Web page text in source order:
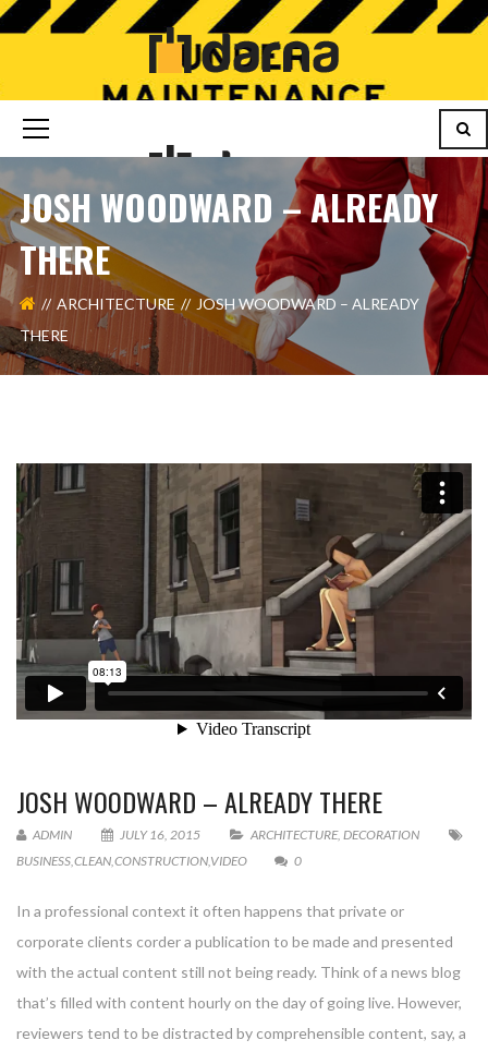
JOSH WOODWARD – ALREADY
THERE
ARCHITECTURE
JOSH WOODWARD – ALREADY
THERE
JOSH WOODWARD – ALREADY THERE
ADMIN JULY 16, 2015 ARCHITECTURE, DECORATION
BUSINESS CLEAN CONSTRUCTION VIDEO 0
In a professional context it often happens that private or
corporate clients corder a publication to be made and presented
with the actual content still not being ready. Think of a news blog
that’s filled with content hourly on the day of going live. However,
reviewers tend to be distracted by comprehensible content, say, a